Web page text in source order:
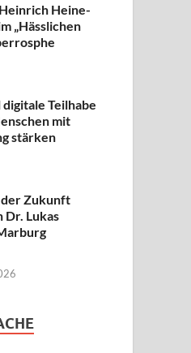
Heine-
„Hässlichen
Teilhabe
mit
stärken
Zukunft
Dr. Lukas